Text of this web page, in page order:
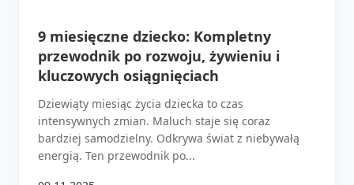
9 miesięczne dziecko: Kompletny
przewodnik po rozwoju, żywieniu i
kluczowych osiągnięciach
Dziewiąty miesiąc życia dziecka to czas
intensywnych zmian. Maluch staje się coraz
bardziej samodzielny. Odkrywa świat z niebywałą
energią. Ten przewodnik po...